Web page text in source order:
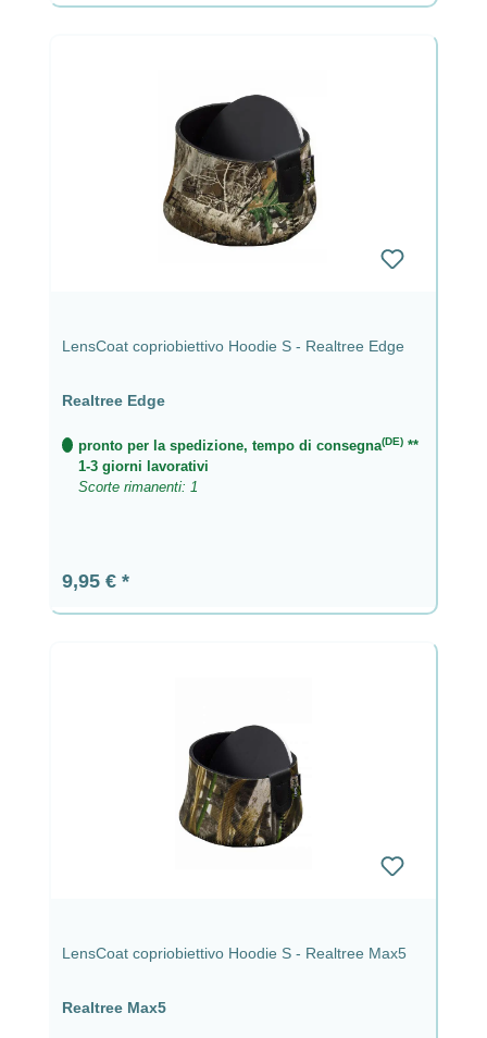
LensCoat copriobiettivo Hoodie S - Realtree Edge
Realtree Edge
pronto per la spedizione, tempo di consegna(DE) **
1-3 giorni lavorativi
Scorte rimanenti: 1
Prezzo normale:
9,95 €
LensCoat copriobiettivo Hoodie S - Realtree Max5
Realtree Max5